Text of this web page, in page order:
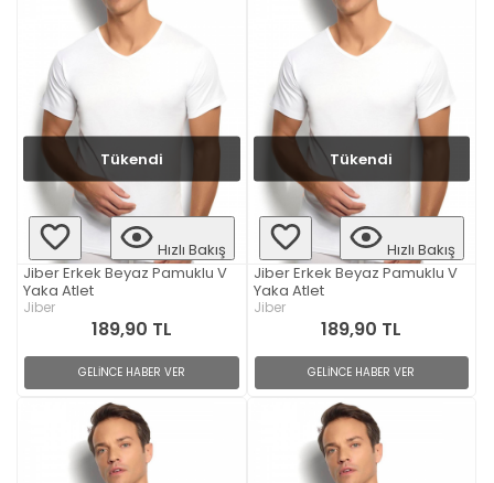
Tükendi
Hızlı Bakış
Jiber Erkek Beyaz Pamuklu V
Yaka Atlet
Jiber
189,90 TL
GELİNCE HABER VER
Tükendi
Hızlı Bakış
Jiber Erkek Beyaz Pamuklu V
Yaka Atlet
Jiber
189,90 TL
GELİNCE HABER VER